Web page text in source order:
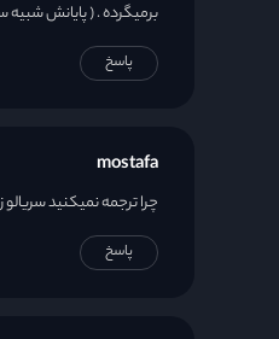
برمیگرده . ( پایانش شبیه
پاسخ
mostafa
چرا ترجمه نمیکنید
پاسخ